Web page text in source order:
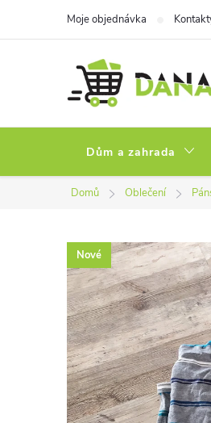
Moje objednávka
Dům a zahrada
Domů Oblečení
Nové